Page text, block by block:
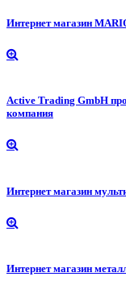
Интернет магазин
Active Trading GmbH
компания
Интернет магазин
Интернет магазин